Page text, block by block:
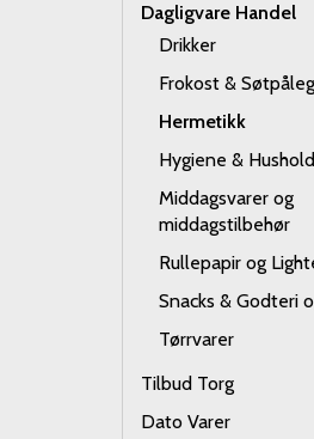
Dagligvare Handel
Drikker
Frokost &
Hermetikk
Hygiene & Hushold
Middagsvarer og
middagstilbehør
Rullepapir og
Snacks & Godteri
Tørrvarer
Tilbud Torg
Dato Varer